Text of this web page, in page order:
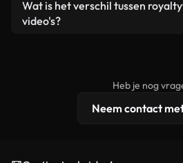
een losstaand product.
remixen. Zorg er wel voor dat
Wat is het verschil tussen
video's?
licentiebescherming omvat.
Heb je nog
Neem contact